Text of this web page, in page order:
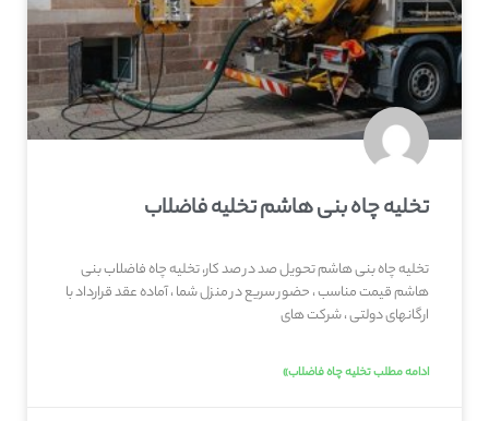
تخلیه چاه بنی هاشم تخلیه فاضلاب
تخلیه چاه بنی هاشم تحویل صد در صد کار، تخلیه چاه فاضلاب بنی
هاشم قیمت مناسب ، حضور سریع در منزل شما ، آماده عقد قرارداد با
ارگانهای دولتی ، شرکت های
ادامه مطلب تخلیه چاه فاضلاب»